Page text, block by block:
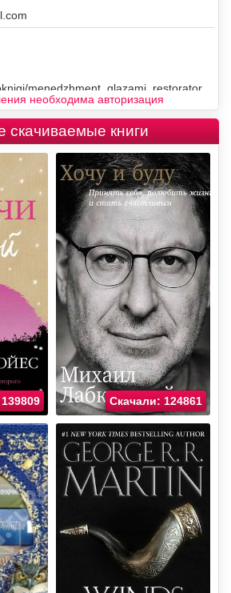
необходима авторизация
скачиваемые книги
Скачали: 124861